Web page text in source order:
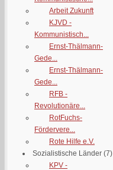
Arbeit Zukunft
KJVD -
Kommunistisch...
Ernst-Thälmann-
Gede...
Ernst-Thälmann-
Gede...
RFB -
Revolutionäre...
RotFuchs-
Fördervere...
Rote Hilfe e.V.
Sozialistische Länder (7)
KPV -